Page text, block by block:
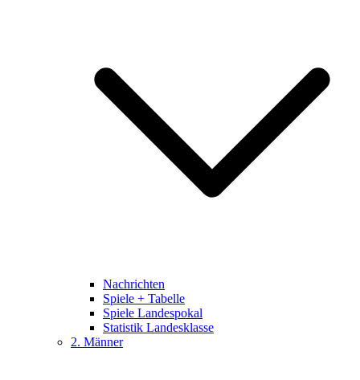
Nachrichten
Spiele + Tabelle
Spiele Landespokal
Statistik Landesklasse
2. Männer